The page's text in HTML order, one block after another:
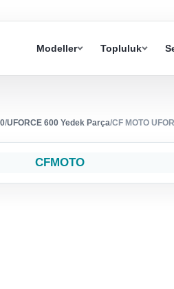
Modeller Topluluk
/UFORCE 600 Yedek Parça/CF MOTO
CFMOTO